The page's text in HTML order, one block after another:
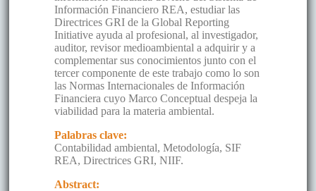
Información Financiero REA, estudiar las
Directrices GRI de la Global Reporting
Initiative ayuda al profesional, al investigador,
auditor, revisor medioambiental a adquirir y a
complementar sus conocimientos junto con el
tercer componente de este trabajo como lo son
las Normas Internacionales de Información
Financiera cuyo Marco Conceptual despeja la
viabilidad para la materia ambiental.
Palabras clave:
Contabilidad ambiental, Metodología, SIF
REA, Directrices GRI, NIIF.
Abstract: